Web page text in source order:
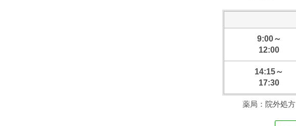
9:00～
12:00
14:15～
17:30
薬局：院外処方